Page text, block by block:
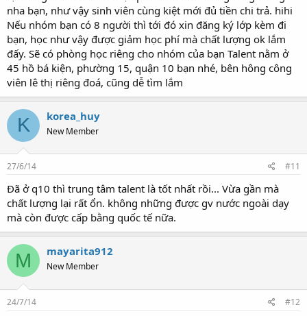
nha bạn, như vậy sinh viên cùng kiệt mới đủ tiền chi trả. hihi
Nếu nhóm bạn có 8 người thì tới đó xin đăng ký lớp kèm đi
bạn, học như vậy được giảm học phí mà chất lượng ok lắm
đấy. Sẽ có phòng học riêng cho nhóm của bạn Talent nằm ở
45 hồ bá kiện, phường 15, quận 10 bạn nhé, bên hông công
viên lê thị riêng đoá, cũng dễ tìm lắm
K korea_huy
New Member
27/6/14 #11
Đã ở q10 thì trung tâm talent là tốt nhất rồi... Vừa gần mà
chất lượng lại rất ổn. không những được gv nước ngoài dạy
mà còn được cấp bằng quốc tế nữa.
M mayarita912
New Member
24/7/14 #12